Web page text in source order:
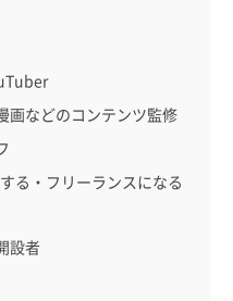
画などのコンテンツ監修
る・フリーランスになる
設者